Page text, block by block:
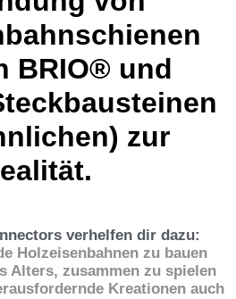
BRIO® und
zur
verhelfen dir dazu:
Holzeisenbahnen zu bauen
Alters, zusammen zu spielen
Kreationen auch